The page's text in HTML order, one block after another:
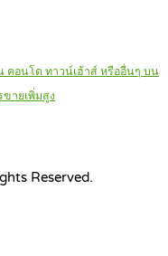
อนโด ทาวน์เฮ้าส์ หรืออื่นๆ บน
ขายเพิ่มสูง
Reserved.